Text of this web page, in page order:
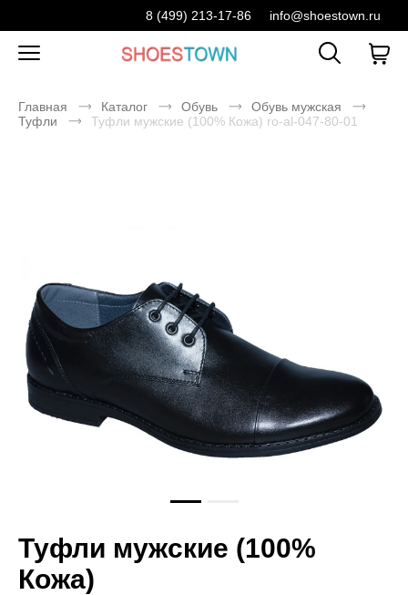
8 (499) 213-17-86 info@shoestown.ru
Главная Каталог Обувь
Обувь мужская
Туфли
Туфли мужские (100% Кожа) ro-al-047-80-01
Туфли мужские (100%
Кожа)